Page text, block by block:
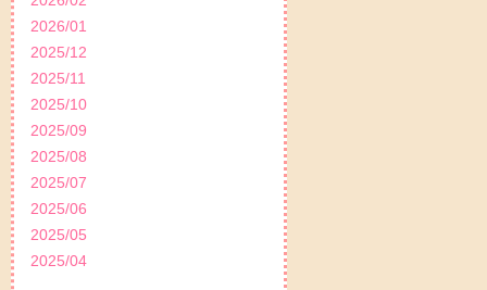
2026/01
2025/12
2025/11
2025/10
2025/09
2025/08
2025/07
2025/06
2025/05
2025/04